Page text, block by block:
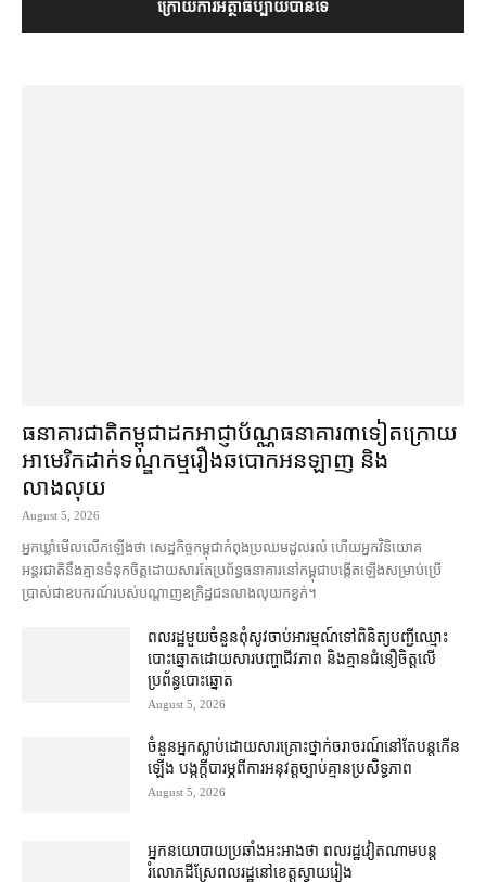
ធនាគារជាតិ​កម្ពុជា​ដក​អាជ្ញាប័ណ្ណ​ធនាគារ​៣​​ទៀត​ក្រោយ​
អាមេរិក​ដាក់​ទណ្ឌកម្ម​​រឿង​ឆបោក​អនឡាញ និង​
លាងលុយ
August 5, 2026
អ្នកឃ្លាំមើល​លើកឡើង​ថា សេដ្ឋកិច្ច​កម្ពុជា​កំពុង​ប្រឈម​ដួលរលំ ហើយ​អ្នក​វិនិយោគ​
អន្តរជាតិ​នឹង​គ្មាន​ទំនុកចិត្ត​ដោយសារតែ​ប្រព័ន្ធ​ធនាគារ​នៅ​កម្ពុជា​បង្កើត​ឡើង​សម្រាប់​ប្រើ
ប្រាស់​ជា​ឧបករណ៍​របស់​បណ្ដាញ​ឧក្រិដ្ឋជន​លាងលុយកខ្វក់។
ពលរដ្ឋ​មួយចំនួន​ពុំ​សូវ​ចាប់អារម្មណ៍​ទៅ​ពិនិត្យ​បញ្ជី​ឈ្មោះ​
បោះឆ្នោត​ដោយសារ​បញ្ហា​ជីវភាព និង​គ្មាន​ជំនឿ​ចិត្ត​លើ​
ប្រព័ន្ធ​បោះឆ្នោត
August 5, 2026
ចំនួន​អ្នក​ស្លាប់​ដោយសារ​គ្រោះថ្នាក់​ចរាចរណ៍​នៅតែ​បន្ត​កើន
ឡើង បង្ក​ក្តី​បារម្ភ​ពី​ការអនុវត្ត​ច្បាប់​គ្មាន​ប្រសិទ្ធភាព
August 5, 2026
អ្នកនយោបាយ​ប្រឆាំង​អះអាង​ថា ពលរដ្ឋ​វៀតណាម​បន្ត​
រំលោភ​ដីស្រែ​ពលរដ្ឋ​នៅ​ខេត្តស្វាយរៀង​